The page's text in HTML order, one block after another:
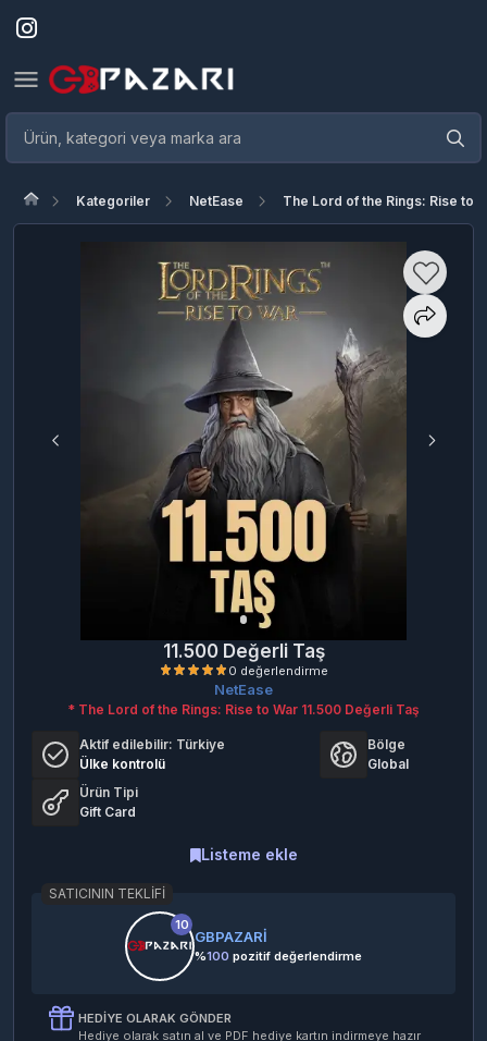
Kategoriler NetEase The Lord of the Rings: Rise to
11.500 Değerli Taş
NetEase
* The Lord of the Rings: Rise to War 11.500 Değerli Taş
Aktif edilebilir: Türkiye
Ülke kontrolü
Bölge
Global
Ürün Tipi
Gift Card
Listeme ekle
SATICININ TEKLIFI
10
GBPAZARİ
%100 pozitif değerlendirme
HEDIYE OLARAK GÖNDER
Hediye olarak satın al ve PDF hediye kartın indirmeye hazır